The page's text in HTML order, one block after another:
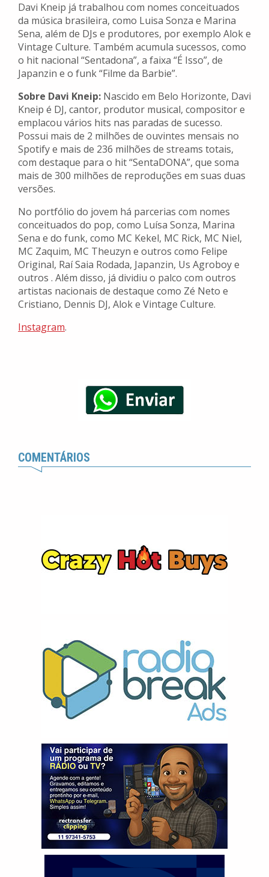
Davi Kneip já trabalhou com nomes conceituados
da música brasileira, como Luisa Sonza e Marina
Sena, além de DJs e produtores, por exemplo Alok e
Vintage Culture. Também acumula sucessos, como
o hit nacional “Sentadona”, a faixa “É Isso”, de
Japanzin e o funk “Filme da Barbie”.
Sobre Davi Kneip: Nascido em Belo Horizonte, Davi
Kneip é DJ, cantor, produtor musical, compositor e
emplacou vários hits nas paradas de sucesso.
Possui mais de 2 milhões de ouvintes mensais no
Spotify e mais de 236 milhões de streams totais,
com destaque para o hit “SentaDONA”, que soma
mais de 300 milhões de reproduções em suas duas
versões.
No portfólio do jovem há parcerias com nomes
conceituados do pop, como Luísa Sonza, Marina
Sena e do funk, como MC Kekel, MC Rick, MC Niel,
MC Zaquim, MC Theuzyn e outros como Felipe
Original, Raí Saia Rodada, Japanzin, Us Agroboy e
outros . Além disso, já dividiu o palco com outros
artistas nacionais de destaque como Zé Neto e
Cristiano, Dennis DJ, Alok e Vintage Culture.
Instagram.
COMENTÁRIOS